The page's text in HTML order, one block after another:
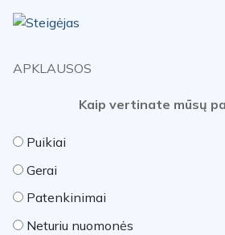
APKLAUSOS
Kaip vertinate mūsų
Puikiai
Gerai
Patenkinimai
Neturiu nuomonės